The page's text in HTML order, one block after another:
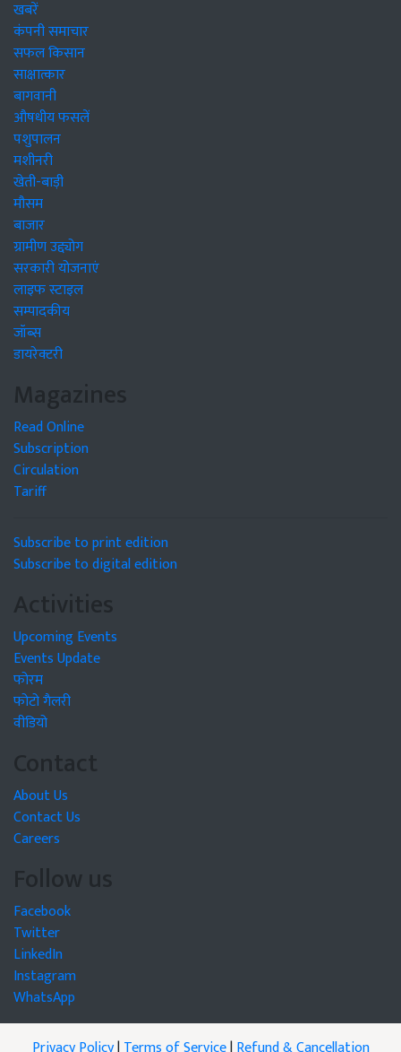
खबरें
कंपनी समाचार
सफल किसान
साक्षात्कार
बागवानी
औषधीय फसलें
पशुपालन
मशीनरी
खेती-बाड़ी
मौसम
बाजार
ग्रामीण उद्द्योग
सरकारी योजनाएं
लाइफ स्टाइल
सम्पादकीय
जॉब्स
डायरेक्टरी
Magazines
Read Online
Subscription
Circulation
Tariff
Subscribe to print edition
Subscribe to digital edition
Activities
Upcoming Events
Events Update
फोरम
फोटो गैलरी
वीडियो
Contact
About Us
Contact Us
Careers
Follow us
Facebook
Twitter
LinkedIn
Instagram
WhatsApp